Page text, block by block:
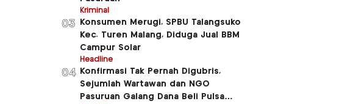
Kriminal
03
Konsumen Merugi, SPBU Talangsuko
Kec. Turen Malang, Diduga Jual BBM
Campur Solar
Headline
04
Konfirmasi Tak Pernah Digubris,
Sejumlah Wartawan dan NGO
Pasuruan Galang Dana Beli Pulsa